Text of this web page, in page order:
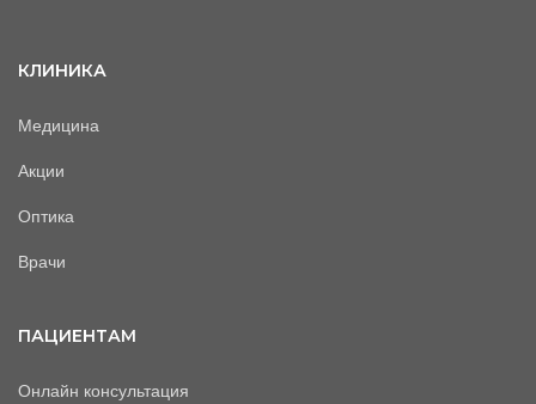
КЛИНИКА
Медицина
Акции
Оптика
Врачи
ПАЦИЕНТАМ
Онлайн консультация